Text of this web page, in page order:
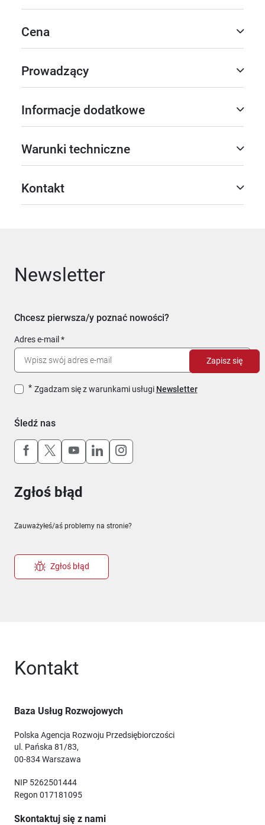
Cena
Prowadzący
Informacje dodatkowe
Warunki techniczne
Kontakt
Newsletter
Chcesz pierwsza/y poznać nowości?
Adres e-mail
Zgadzam się z warunkami usługi Newsletter
Zapisz się
Śledź nas
Uwaga, link otworzy się w nowym oknie
Uwaga, link otworzy się w nowym oknie
Uwaga, link otworzy się w nowym
Uwaga, link otworzy się w
Uwaga, link otworzy się w
Zgłoś błąd
Zauważyłeś/aś problemy na stronie?
Zgłoś błąd
Kontakt
Baza Usług Rozwojowych
Polska Agencja Rozwoju Przedsiębiorczości
ul. Pańska 81/83,
00-834 Warszawa
NIP 5262501444
Regon 017181095
Skontaktuj się z nami